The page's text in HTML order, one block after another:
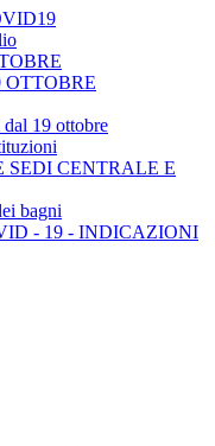
19 ottobre
SEDI CENTRALE E
bagni
- 19 - INDICAZIONI